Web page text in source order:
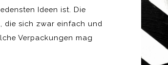
Ideen ist. Die
die sich zwar einfach und
Verpackungen mag